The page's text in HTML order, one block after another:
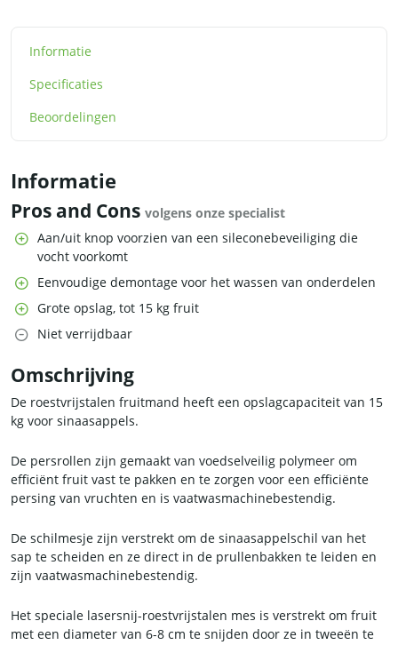
Informatie
Specificaties
Beoordelingen
Informatie
Pros and Cons volgens onze specialist
Aan/uit knop voorzien van een sileconebeveiliging die
vocht voorkomt
Eenvoudige demontage voor het wassen van onderdelen
Grote opslag, tot 15 kg fruit
Niet verrijdbaar
Omschrijving
De roestvrijstalen fruitmand heeft een opslagcapaciteit van 15
kg voor sinaasappels.
De persrollen zijn gemaakt van voedselveilig polymeer om
efficiënt fruit vast te pakken en te zorgen voor een efficiënte
persing van vruchten en is vaatwasmachinebestendig.
De schilmesje zijn verstrekt om de sinaasappelschil van het
sap te scheiden en ze direct in de prullenbakken te leiden en
zijn vaatwasmachinebestendig.
Het speciale lasersnij-roestvrijstalen mes is verstrekt om fruit
met een diameter van 6-8 cm te snijden door ze in tweeën te